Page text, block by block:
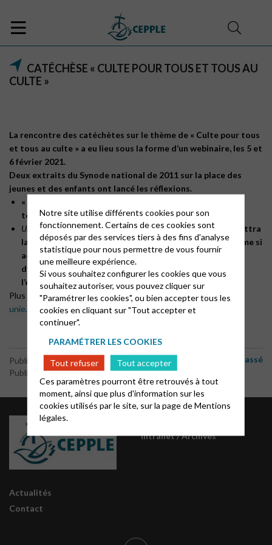
CATÉCHÈSE « CULTE POUR TOUS ET TOUS AU
CULTE »
La rencontre des catéchètes sur le thème de « Culte pour tous
et tous au culte » a eu lieu sous la forme d’un webinaire, les 5 et
6 février 2021.
Deux extraits du Synode national de 2011 sur la place des
jeunes et des enfants ont lancé les réflexions.
« Il faudra penser la dimension enfance et jeunesse dans
tous les cultes »
Un rapporteur du synode qui disait :« une église locale qui mettra
la priorité sur ces orientationsdans son projet de vie, même si
actuellement il n’y a pas de jeunes, verra arriver la
dynamique familiale, le lien intergénérationnel. C’est
l’expérience que beaucoup d’églises ont pu faire.
Plus d’information sur : https://www.eglise-protestante-
unie.fr/actualite/echos-du-webinaire-cate-24085-n1375
Publié le 5 octobre 2021
Publié par le webmaster
Non classé
Intranet / Archives
Actualités
Contact
Notre site utilise différents cookies pour son
fonctionnement. Certains de ces cookies sont
déposés par des services tiers à des fins d'analyse
statistique pour nous permettre de vous fournir
une meilleure expérience.
Si vous souhaitez configurer les cookies que vous
souhaitez autoriser, vous pouvez cliquer sur
"Paramétrer les cookies", ou bien accepter tous les
cookies en cliquant sur "Tout accepter et
continuer".
PARAMÉTRER LES COOKIES
Tout refuser
Tout accepter
Ces paramètres pourront être retrouvés à tout
moment, ainsi que plus d'information sur les
cookies utilisés par le site, sur la page deMentions
légales.